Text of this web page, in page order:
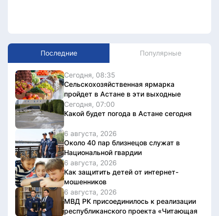
Последние Популярные
Сегодня, 08:35
Сельскохозяйственная ярмарка
пройдет в Астане в эти выходные
Сегодня, 07:00
Какой будет погода в Астане сегодня
6 августа, 2026
Около 40 пар близнецов служат в
Национальной гвардии
6 августа, 2026
Как защитить детей от интернет-
мошенников
6 августа, 2026
МВД РК присоединилось к реализации
республиканского проекта «Читающая